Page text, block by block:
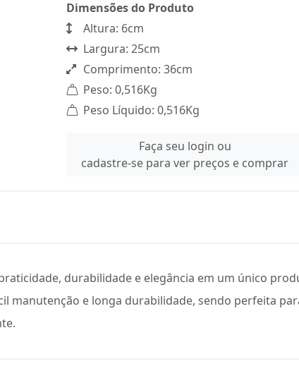
Dimensões do Produto
Altura: 6cm
Largura: 25cm
Comprimento: 36cm
Peso: 0,516Kg
Peso Líquido: 0,516Kg
Faça seu login ou
cadastre-se para ver preços e comprar
durabilidade e elegância em um único
manutenção e longa durabilidade, sendo perfeita